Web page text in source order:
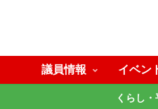
議員情報 イベン
くらし